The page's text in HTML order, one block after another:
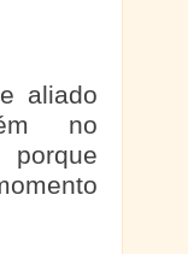
aliado
no